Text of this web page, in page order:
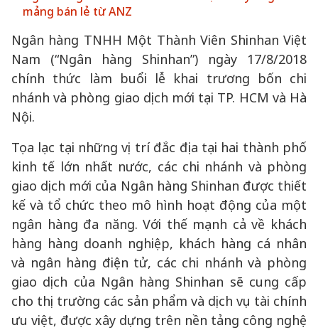
mảng bán lẻ từ ANZ
Ngân hàng TNHH Một Thành Viên Shinhan Việt
Nam (“Ngân hàng Shinhan”) ngày 17/8/2018
chính thức làm buổi lễ khai trương bốn chi
nhánh và phòng giao dịch mới tại TP. HCM và Hà
Nội.
Tọa lạc tại những vị trí đắc địa tại hai thành phố
kinh tế lớn nhất nước, các chi nhánh và phòng
giao dịch mới của Ngân hàng Shinhan được thiết
kế và tổ chức theo mô hình hoạt động của một
ngân hàng đa năng. Với thế mạnh cả về khách
hàng hàng doanh nghiệp, khách hàng cá nhân
và ngân hàng điện tử, các chi nhánh và phòng
giao dịch của Ngân hàng Shinhan sẽ cung cấp
cho thị trường các sản phẩm và dịch vụ tài chính
ưu việt, được xây dựng trên nền tảng công nghệ